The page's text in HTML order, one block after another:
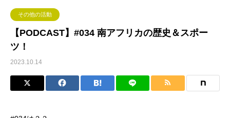
その他の活動
【PODCAST】#034 南アフリカの歴史＆スポー
ツ！
2023.10.14